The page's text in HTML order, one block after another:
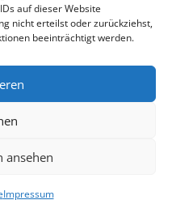
auf dieser Website
nicht erteilst oder zurückziehst,
beeinträchtigt werden.
ansehen
Impressumund Krampusse